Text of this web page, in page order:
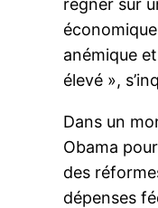
régner sur
anémique
élevé »,
Dans un
Obama
des
dépenses